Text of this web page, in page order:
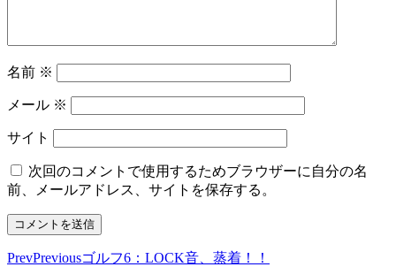
名前 ※
メール ※
サイト
次回のコメントで使用するためブラウザーに自分の名
前、メールアドレス、サイトを保存する。
PrevPreviousゴルフ6：LOCK音、蒸着！！